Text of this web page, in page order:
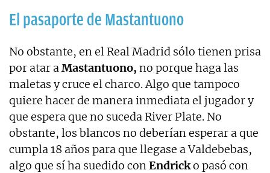
El pasaporte de Mastantuono
No obstante, en el Real Madrid sólo tienen prisa
por atar aMastantuono, no porque haga las
maletas y cruce el charco. Algo que tampoco
quiere hacer de manera inmediata el jugador y
que espera que no suceda River Plate. No
obstante, los blancos no deberían esperar a que
cumpla 18 años para que llegase a Valdebebas,
algo que sí ha suedido conEndricko pasó con